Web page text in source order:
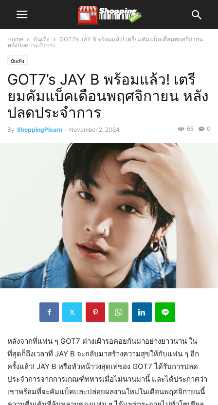
Home บันเทิง
GOT7’s JAY B พร้อมแล้ว! เตรียมคัมแบ็คเดือนพฤศจิกายน
หลังปลดประจำการ
บันเทิง
GOT7’s JAY B พร้อมแล้ว! เตรี
ยมคัมแบ็คเดือนพฤศจิกายน หลัง
ปลดประจำการ
By ShoppingPlearn - November 2, 2024 0
65
หลังจากที่แฟน ๆ GOT7 ต่างเฝ้ารอคอยกันมาอย่างยาวนาน ใน
ที่สุดก็ถึงเวลาที่ JAY B จะกลับมาสร้างความสุขให้กับแฟน ๆ อีก
ครั้งแล้ว! JAY B หรือหัวหน้าวงสุดเท่ของ GOT7 ได้รับการปลด
ประจำการจากการเกณฑ์ทหารเมื่อไม่นานมานี้ และได้ประกาศว่า
เขาพร้อมที่จะคัมแบ็คและปล่อยผลงานใหม่ในเดือนพฤศจิกายนนี้